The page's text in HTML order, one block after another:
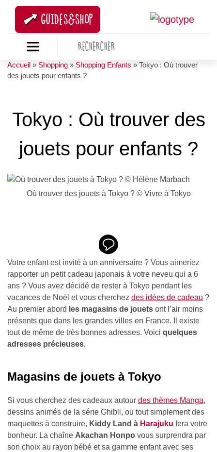
GUIDES&SHOP
Accueil » Shopping » Shopping Enfants » Tokyo : Où trouver
des jouets pour enfants ?
Tokyo : Où trouver des
jouets pour enfants ?
Où trouver des jouets à Tokyo ? © Vivre à Tokyo
Votre enfant est invité à un anniversaire ? Vous aimeriez
rapporter un petit cadeau japonais à votre neveu qui a 6
ans ? Vous avez décidé de rester à Tokyo pendant les
vacances de Noël et vous cherchez des idées de cadeau ?
Au premier abord les magasins de jouets ont l’air moins
présents que dans les grandes villes en France. Il existe
tout de même de très bonnes adresses. Voici quelques
adresses précieuses.
Magasins de jouets à Tokyo
Si vous cherchez des cadeaux autour des thèmes Manga,
dessins animés de la série Ghibli, ou tout simplement des
maquettes à construire, Kiddy Land à Harajuku fera votre
bonheur. La chaîne Akachan Honpo vous surprendra par
son choix au rayon bébé et sa gamme enfant avec ses